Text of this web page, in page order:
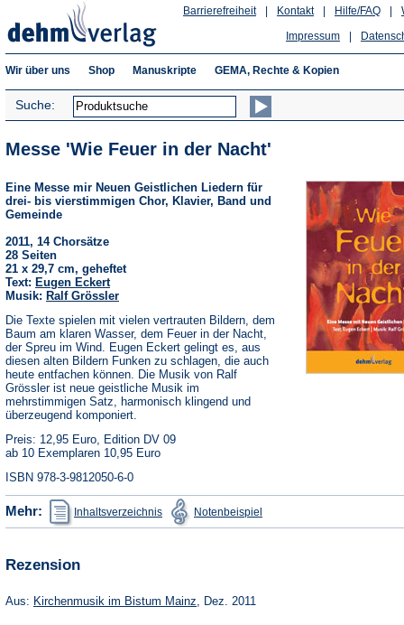
Hilfe/FAQ
Kontakt
Barrierefreiheit
Impressum
Wir über uns Shop Manuskripte GEMA, Rechte & Kopien
Suche:
Messe 'Wie Feuer in der Nacht'
Eine Messe mir Neuen Geistlichen Liedern für
drei- bis vierstimmigen Chor, Klavier, Band und
Gemeinde
2011, 14 Chorsätze
28 Seiten
21 x 29,7 cm, geheftet
Text: Eugen Eckert
Musik: Ralf Grössler
Die Texte spielen mit vielen vertrauten Bildern, dem
Baum am klaren Wasser, dem Feuer in der Nacht,
der Spreu im Wind. Eugen Eckert gelingt es, aus
diesen alten Bildern Funken zu schlagen, die auch
heute entfachen können. Die Musik von Ralf
Grössler ist neue geistliche Musik im
mehrstimmigen Satz, harmonisch klingend und
überzeugend komponiert.
Preis: 12,95 Euro, Edition DV 09
ab 10 Exemplaren 10,95 Euro
ISBN 978-3-9812050-6-0
Mehr: Inhaltsverzeichnis
(Öffnet
in
einem
Notenbeispiel in
einem
Rezension
Aus: Kirchenmusik im Bistum Mainz (Öffnet
, Dez. 2011